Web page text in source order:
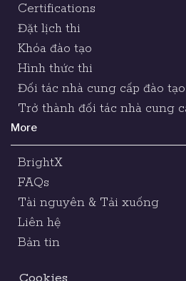
Certifications
Đặt lịch thi
Khóa đào tạo
Hình thức thi
Đối tác nhà cung cấp đào tạo
Trở thành đối tác nhà cung
More
BrightX
FAQs
Tài nguyên & Tải xuống
Liên hệ
Bản tin